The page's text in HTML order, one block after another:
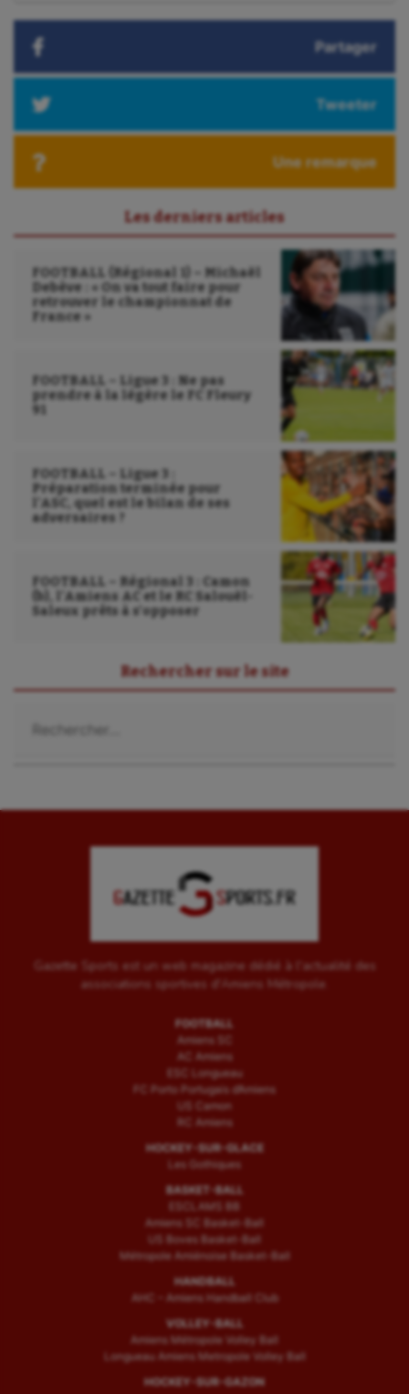
Partager
Tweeter
Une remarque
Les derniers articles
FOOTBALL (Régional 1) – Michaël
Debève : « On va tout faire pour
retrouver le championnat de
France »
FOOTBALL – Ligue 3 : Ne pas
prendre à la légère le FC Fleury
91
FOOTBALL – Ligue 3 :
Préparation terminée pour
l’ASC, quel est le bilan de ses
adversaires ?
FOOTBALL – Régional 3 : Camon
(b), l’Amiens AC et le RC Salouël-
Saleux prêts à s’opposer
Rechercher sur le site
Gazette Sports est un web magazine dédié à l'actualité des
associations sportives d'Amiens Métropole.
FOOTBALL
Amiens SC
AC Amiens
ESC Longueau
FC Porto Portugais d’Amiens
US Camon
RC Amiens
HOCKEY-SUR-GLACE
Les Gothiques
BASKET-BALL
ESCLAMS BB
Amiens SC Basket-Ball
US Boves Basket-Ball
Métropole Amiénoise Basket-Ball
HANDBALL
AHC – Amiens Handball Club
VOLLEY-BALL
Amiens Métropole Volley Ball
Longueau Amiens Metropole Volley Ball
HOCKEY-SUR-GAZON